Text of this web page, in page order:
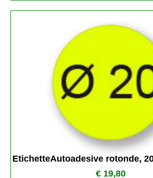
EtichetteAutoadesive rotonde,
€ 19,80